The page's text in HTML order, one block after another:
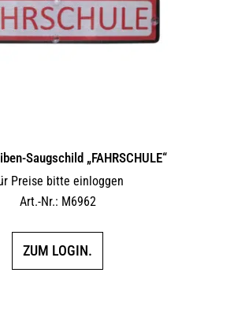
Saugschild „FAHRSCHULE“
Preise bitte einloggen
Art.-Nr.: M6962
ZUM LOGIN.